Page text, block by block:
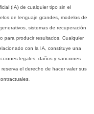
(IA) de cualquier tipo sin el
de lenguaje grandes, modelos de
sistemas de recuperación
para producir resultados. Cualquier
con la IA, constituye una
legales, daños y sanciones
el derecho de hacer valer sus